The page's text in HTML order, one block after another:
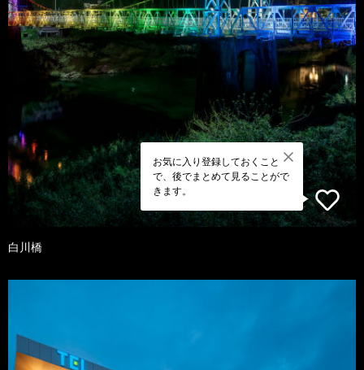
お気に入り登録しておくこと
で、後でまとめて見ることがで
きます。
白川橋